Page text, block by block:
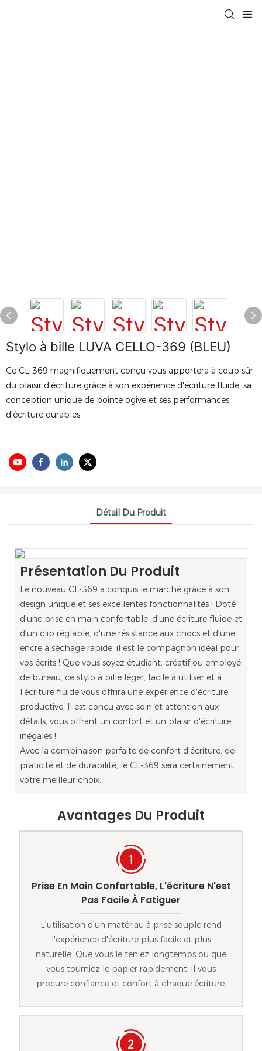
Stylo à bille LUVA CELLO-369 (BLEU)
Ce CL-369 magnifiquement conçu vous apportera à coup sûr
du plaisir d'écriture grâce à son expérience d'écriture fluide, sa
conception unique de pointe ogive et ses performances
d'écriture durables.
Détail Du Produit
Présentation Du Produit
Le nouveau CL-369 a conquis le marché grâce à son
design unique et ses excellentes fonctionnalités ! Doté
d'une prise en main confortable, d'une écriture fluide et
d'un clip réglable, d'une résistance aux chocs et d'une
encre à séchage rapide, il est le compagnon idéal pour
vos écrits ! Que vous soyez étudiant, créatif ou employé
de bureau, ce stylo à bille léger, facile à utiliser et à
l'écriture fluide vous offrira une expérience d'écriture
productive. Il est conçu avec soin et attention aux
détails, vous offrant un confort et un plaisir d'écriture
inégalés !
Avec la combinaison parfaite de confort d'écriture, de
praticité et de durabilité, le CL-369 sera certainement
votre meilleur choix.
Avantages Du Produit
Prise En Main Confortable, L'écriture N'est
Pas Facile À Fatiguer
L'utilisation d'un matériau à prise souple rend
l'expérience d'écriture plus facile et plus
naturelle. Que vous le teniez longtemps ou que
vous tourniez le papier rapidement, il vous
procure confiance et confort à chaque écriture.